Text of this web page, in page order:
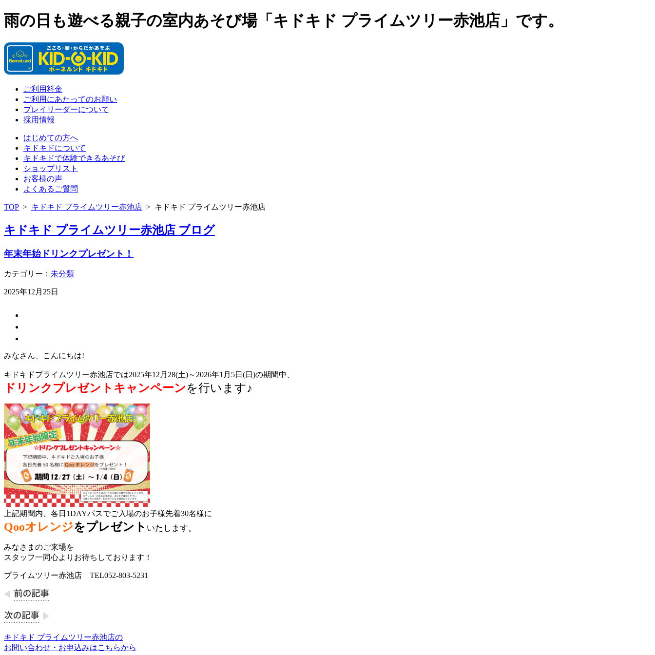
雨の日も遊べる親子の室内あそび場「キドキド プライムツリー赤池店」です。
ご利用料金
ご利用にあたってのお願い
プレイリーダーについて
採用情報
はじめての方へ
キドキドについて
キドキドで体験できるあそび
ショップリスト
お客様の声
よくあるご質問
TOP > キドキド プライムツリー赤池店 > キドキド プライムツリー赤池店
キドキド プライムツリー赤池店 ブログ
年末年始ドリンクプレゼント！
カテゴリー： 未分類
2025年12月25日
みなさん、こんにちは!
キドキドプライムツリー赤池店では2025年12月28(土)～2026年1月5日(日)の期間中、
ドリンクプレゼントキャンペーンを行います♪
上記期間内、各日1DAYパスでご入場のお子様先着30名様に
Qooオレンジをプレゼント いたします。
みなさまのご来場を
スタッフ一同心よりお待ちしております！
プライムツリー赤池店 TEL052-803-5231
キドキド プライムツリー赤池店の
お問い合わせ・お申込みはこちらから